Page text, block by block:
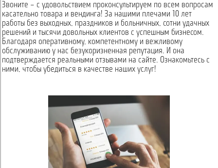
Звоните – с удовольствием проконсультируем по всем вопросам
касательно товара и вендинга! За нашими плечами 10 лет
работы без выходных, праздников и больничных, сотни удачных
решений и тысячи довольных клиентов с успешным бизнесом.
Благодаря оперативному, компетентному и вежливому
обслуживанию у нас безукоризненная репутация. И она
подтверждается реальными отзывами на сайте. Ознакомьтесь с
ними, чтобы убедиться в качестве наших услуг!